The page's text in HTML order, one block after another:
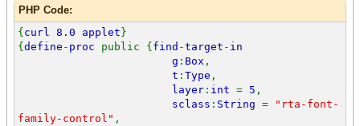
PHP Code:
{ curl 8.0 applet }
{ define - proc public { find -target - in
g : Box ,
t : Type ,
layer : int = 5 ,
sclass : String =
"rta-font-
family-control" ,